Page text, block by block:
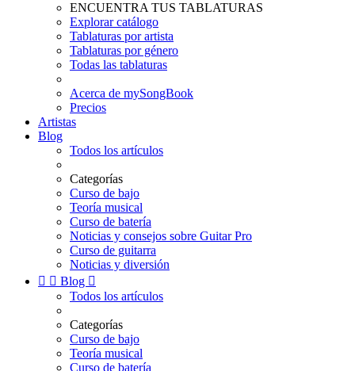
ENCUENTRA TUS TABLATURAS
Explorar catálogo
Tablaturas por artista
Tablaturas por género
Todas las tablaturas
Acerca de mySongBook
Precios
Artistas
Blog
Todos los artículos
Categorías
Curso de bajo
Teoría musical
Curso de batería
Noticias y consejos sobre Guitar Pro
Curso de guitarra
Noticias y diversión
  Blog 
Todos los artículos
Categorías
Curso de bajo
Teoría musical
Curso de batería